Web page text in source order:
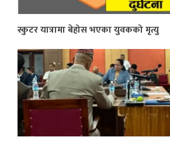
स्कुटर यात्रामा बेहोस भएका युवकको मृत्यु